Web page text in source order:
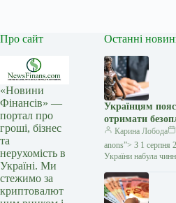
Про сайт
«Новини
Фінансів» —
портал про
гроші, бізнес
та
нерухомість в
Україні. Ми
стежимо за
криптовалют
Останні
Українцям
отримати
допомогу за
покрокова
Мінфін
Карина Лобода
anons”> З 1 серпня
України набула
укладена в рамках
конференції з